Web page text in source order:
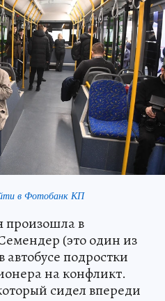
в Фотобанк КП
в
(это один из
подростки
на конфликт.
сидел впереди